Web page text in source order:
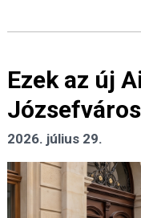
Ezek az új
2026. július 29.